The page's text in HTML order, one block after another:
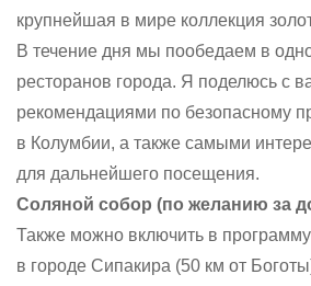
крупнейшая в мире коллекция
В течение дня мы пообедаем в
ресторанов города. Я поделюсь с
рекомендациями по безопасному
в Колумбии, а также самыми
для дальнейшего посещения.
Соляной собор (по желанию за
Также можно включить в
в городе Сипакира (50 км от